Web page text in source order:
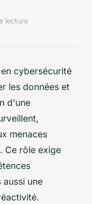
lecture
cybersécurité
les données et
d'une
menaces
Ce rôle exige
aussi une